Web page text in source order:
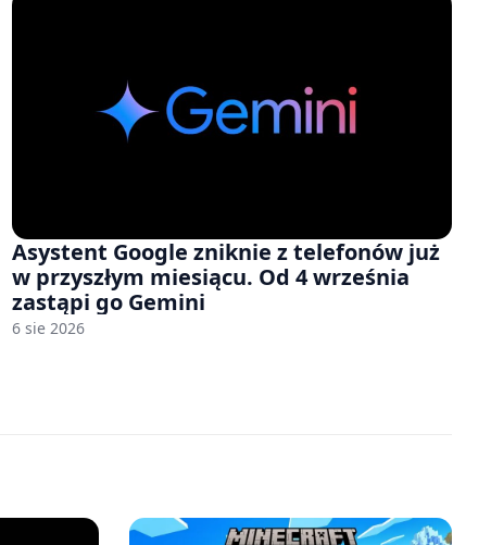
Asystent Google zniknie z telefonów już
w przyszłym miesiącu. Od 4 września
zastąpi go Gemini
6 sie 2026